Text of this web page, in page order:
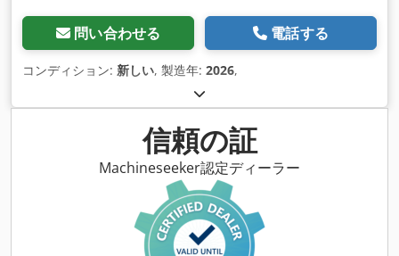
問い合わせる 電話する
コンディション: 新しい, 製造年: 2026,
信頼の証
Machineseeker認定ディーラー